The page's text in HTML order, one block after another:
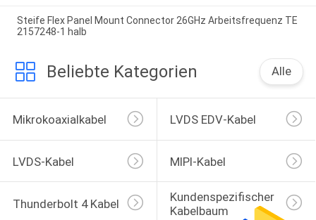
Steife Flex Panel Mount Connector 26GHz Arbeitsfrequenz TE
2157248-1 halb
Beliebte Kategorien Alle
Mikrokoaxialkabel LVDS EDV-Kabel
LVDS-Kabel MIPI-Kabel
Thunderbolt 4 Kabel
Kundenspezifischer
Kabelbaum